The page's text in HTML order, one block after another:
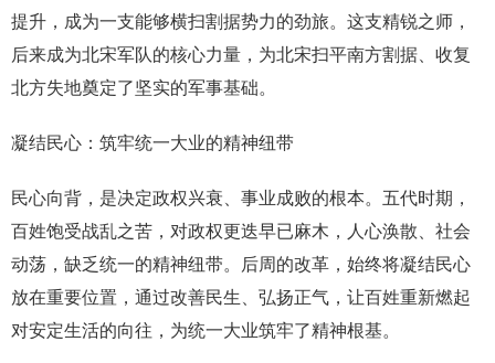
提升，成为一支能够横扫割据势力的劲旅。这支精锐之师，
后来成为北宋军队的核心力量，为北宋扫平南方割据、收复
北方失地奠定了坚实的军事基础。
凝结民心：筑牢统一大业的精神纽带
民心向背，是决定政权兴衰、事业成败的根本。五代时期，
百姓饱受战乱之苦，对政权更迭早已麻木，人心涣散、社会
动荡，缺乏统一的精神纽带。后周的改革，始终将凝结民心
放在重要位置，通过改善民生、弘扬正气，让百姓重新燃起
对安定生活的向往，为统一大业筑牢了精神根基。